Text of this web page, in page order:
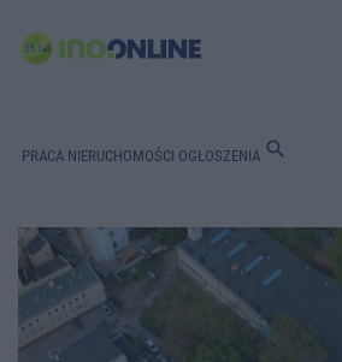
PRACA NIERUCHOMOŚCI OGŁOSZENIA search